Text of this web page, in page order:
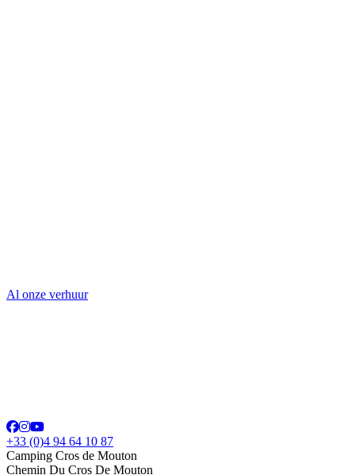
Al onze verhuur
+33 (0)4 94 64 10 87
Camping Cros de Mouton
Chemin Du Cros De Mouton